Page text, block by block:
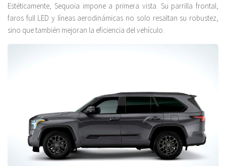
Estéticamente, Sequoia impone a primera vista. Su parrilla frontal,
faros full LED y líneas aerodinámicas no solo resaltan su robustez,
sino que también mejoran la eficiencia del vehículo.